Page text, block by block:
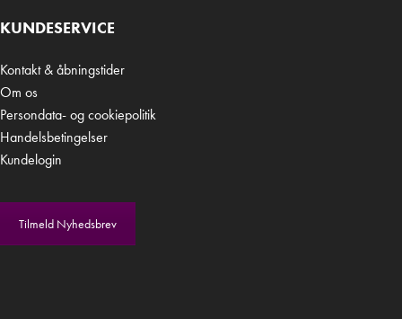
KUNDESERVICE
Kontakt & åbningstider
Om os
Persondata- og cookiepolitik
Handelsbetingelser
Kundelogin
Tilmeld Nyhedsbrev